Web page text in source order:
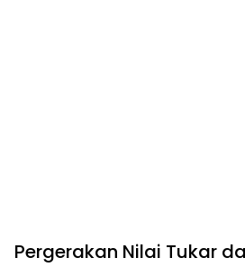
Pergerakan Nilai Tukar